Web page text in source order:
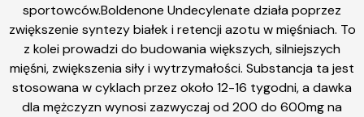
sportowców.Boldenone Undecylenate działa poprzez
zwiększenie syntezy białek i retencji azotu w mięśniach. To
z kolei prowadzi do budowania większych, silniejszych
mięśni, zwiększenia siły i wytrzymałości. Substancja ta jest
stosowana w cyklach przez około 12-16 tygodni, a dawka
dla mężczyzn wynosi zazwyczaj od 200 do 600mg na